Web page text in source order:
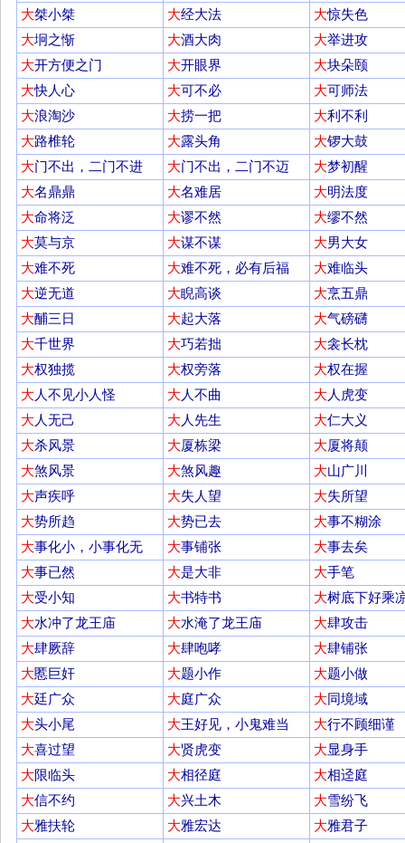
大桀小桀 大经大法 大惊失色
大坰之惭 大酒大肉 大举进攻
大开方便之门 大开眼界 大块朵颐
大快人心 大可不必 大可师法
大浪淘沙 大捞一把 大利不利
大路椎轮 大露头角 大锣大鼓
大门不出，二门不进 大门不出，二门不迈 大梦初醒
大名鼎鼎 大名难居 大明法度
大命将泛 大谬不然 大缪不然
大莫与京 大谋不谋 大男大女
大难不死 大难不死，必有后福 大难临头
大逆无道 大睨高谈 大烹五鼎
大酺三日 大起大落 大气磅礴
大千世界 大巧若拙 大衾长枕
大权独揽 大权旁落 大权在握
大人不见小人怪 大人不曲 大人虎变
大人无己 大人先生 大仁大义
大杀风景 大厦栋梁 大厦将颠
大煞风景 大煞风趣 大山广川
大声疾呼 大失人望 大失所望
大势所趋 大势已去 大事不糊涂
大事化小，小事化无 大事铺张 大事去矣
大事已然 大是大非 大手笔
大受小知 大书特书 大树底下好乘
大水冲了龙王庙 大水淹了龙王庙 大肆攻击
大肆厥辞 大肆咆哮 大肆铺张
大慝巨奸 大题小作 大题小做
大廷广众 大庭广众 大同境域
大头小尾 大王好见，小鬼难当 大行不顾细谨
大喜过望 大贤虎变 大显身手
大限临头 大相径庭 大相迳庭
大信不约 大兴土木 大雪纷飞
大雅扶轮 大雅宏达 大雅君子